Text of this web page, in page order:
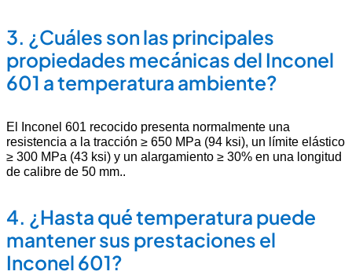
3. ¿Cuáles son las principales
propiedades mecánicas del Inconel
601 a temperatura ambiente?
El Inconel 601 recocido presenta normalmente una
resistencia a la tracción ≥ 650 MPa (94 ksi), un límite elástico
≥ 300 MPa (43 ksi) y un alargamiento ≥ 30% en una longitud
de calibre de 50 mm..
4. ¿Hasta qué temperatura puede
mantener sus prestaciones el
Inconel 601?